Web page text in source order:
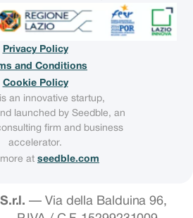
Privacy Policy
and Conditions
Cookie Policy
an innovative startup,
launched by Seedble, an
firm and business
accelerator.
at seedble.com
—Via della Balduina 96,